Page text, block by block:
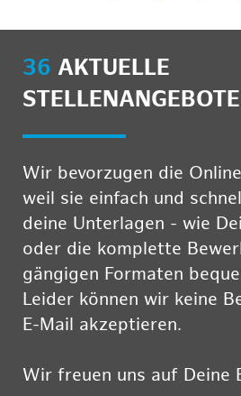
36 AKTUELLE
STELLENANGEBOTE
Wir bevorzugen die
weil sie einfach und
deine Unterlagen - wie
oder die komplette
gängigen Formaten
Leider können wir keine
E-Mail akzeptieren.
Wir freuen uns auf Deine